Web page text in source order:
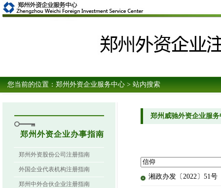
您当前的位置： 郑州外资企业服务中心 > 站内搜索
郑州外资企业办事指南
郑州外资股份公司注册指南
外国企业代表机构注册指南
郑州中外合伙企业注册指南
郑州威驰外资企业服
湘政办发〔2022〕51